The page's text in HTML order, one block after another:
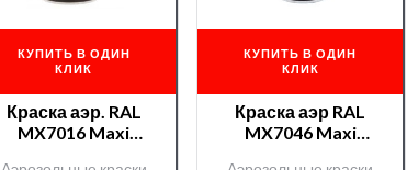
КУПИТЬ В ОДИН
КЛИК
Краска аэр. RAL
MX7016 Maxi
КУПИТЬ В ОДИН
КЛИК
Краска аэр RAL
MX7046 Maxi